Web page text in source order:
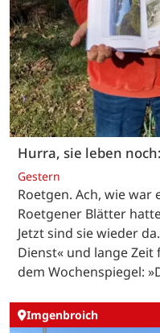
Hurra, sie leben
Gestern
Roetgen. Ach, wie war
Roetgener Blätter
Jetzt sind sie wieder
Dienst« und lange
dem Wochenspiegel:
Imgenbroich